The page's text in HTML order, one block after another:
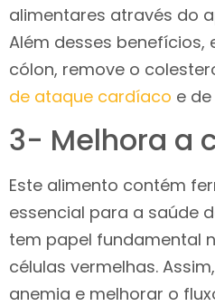
alimentares através do
Além desses benefícios,
cólon, remove o
de ataque cardíaco e
3- Melhora a
Este alimento contém
essencial para a saúde
tem papel fundamental
células vermelhas.
anemia e melhorar o